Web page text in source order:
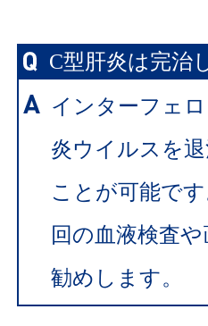
C型肝炎は完治
インターフェ
炎ウイルスを
ことが可能で
回の血液検査
勧めします。